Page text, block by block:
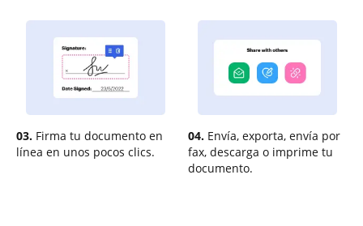
03. Firma tu documento en
línea en unos pocos clics.
04. Envía, exporta, envía por
fax, descarga o imprime tu
documento.